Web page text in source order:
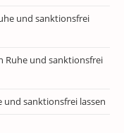
und sanktionsfrei
Ruhe und sanktionsfrei
und sanktionsfrei lassen